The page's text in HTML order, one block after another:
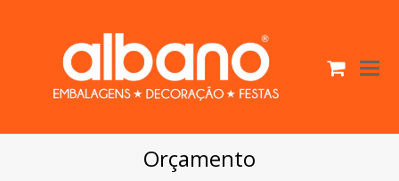
Cart
Orçamento